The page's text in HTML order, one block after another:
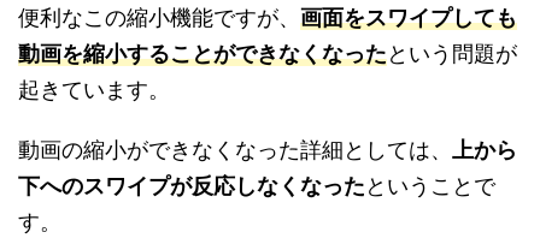
便利なこの縮小機能ですが、 画面をスワイプしても
動画を縮小することができなくなったという問題が
起きています。
動画の縮小ができなくなった詳細としては、
上から
下へのスワイプが反応しなくなったということで
す。